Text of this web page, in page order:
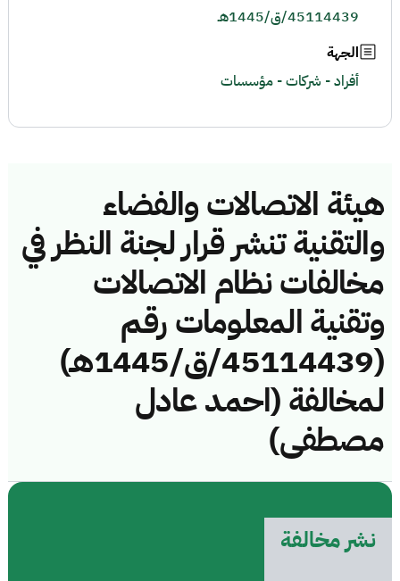
هيئة الاتصالات والفضاء
والتقنية تنشر قرار لجنة النظر في
مخالفات نظام الاتصالات
وتقنية المعلومات رقم
(45114439/ق/1445هـ)
لمخالفة (احمد عادل
مصطفى)
نشر مخالفة
45114439/ق/1445هـ
الجهة
أفراد - شركات - مؤسسات